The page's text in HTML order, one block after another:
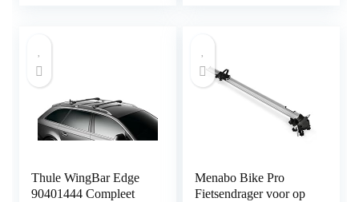
Thule WingBar Edge
90401444 Compleet
Menabo Bike Pro
Fietsendrager voor op